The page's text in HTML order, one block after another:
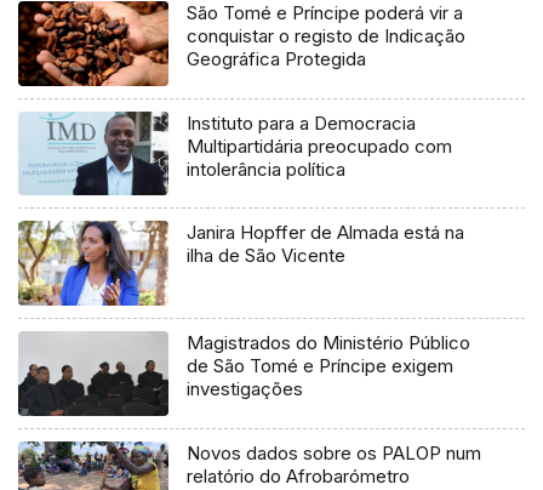
São Tomé e Príncipe poderá vir a
conquistar o registo de Indicação
Geográfica Protegida
Instituto para a Democracia
Multipartidária preocupado com
intolerância política
Janira Hopffer de Almada está na
ilha de São Vicente
Magistrados do Ministério Público
de São Tomé e Príncipe exigem
investigações
Novos dados sobre os PALOP num
relatório do Afrobarómetro